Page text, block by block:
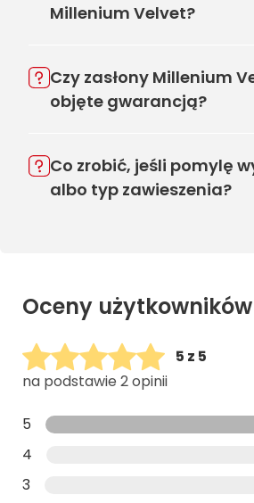
Millenium Velvet?
Czy zasłony Millenium
objęte gwarancją?
Co zrobić, jeśli pomylę
albo typ zawieszenia?
Oceny użytkowników
5 z 5
na podstawie 2 opinii
5
4
3